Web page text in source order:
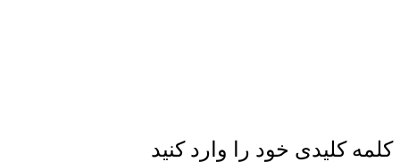
کلمه کلیدی خود را وارد کنید